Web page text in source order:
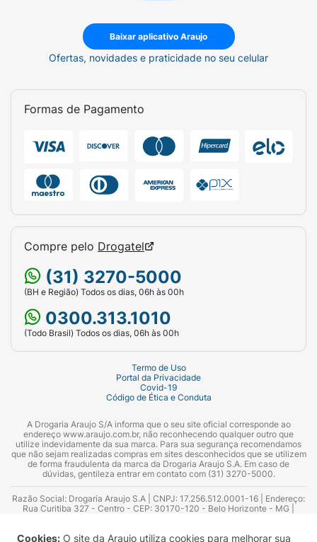
Cookies: O site da Araujo utiliza cookies para melhorar sua
Baixar aplicativo Araujo
Ofertas, novidades e praticidade no seu celular
Formas de Pagamento
Compre pelo Drogatel
(31) 3270-5000
(BH e Região) Todos os dias, 06h às 00h
0300.313.1010
(Todo Brasil) Todos os dias, 06h às 00h
Termo de Uso
Portal da Privacidade
Covid-19
Código de Ética e Conduta
A Drogaria Araujo S/A informa que o seu site oficial corresponde ao
endereço www.araujo.com.br, não reconhecendo qualquer outro que
utilize indevidamente da sua marca. Para sua segurança recomendamos
que não sejam realizadas compras em sites desconhecidos que se utilizem
de forma fraudulenta da marca da Drogaria Araujo S.A. Em caso de
dúvidas, gentileza entrar em contato com (31) 3270-5000.
Razão Social: Drogaria Araujo S.A | CNPJ: 17.256.512.0001-16 | Endereço:
Rua Curitiba 327 - Centro - CEP: 30170-120 - Belo Horizonte - MG |
Azevedo Guimarães – CRF 10.965 | Yasmin Silva Alvarenga – CRF 52.584 -